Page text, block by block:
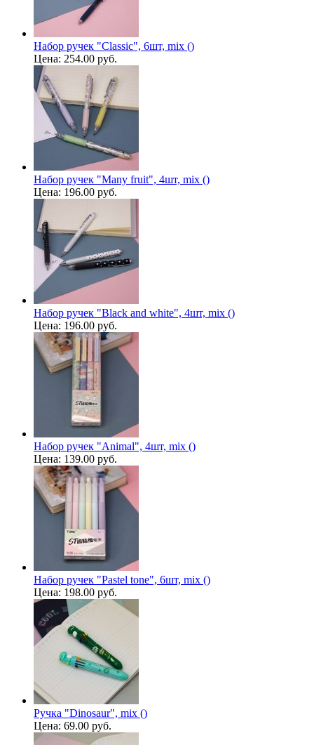
Набор ручек "Classic", 6шт, mix ()
Цена: 254.00 руб.
Набор ручек "Many fruit", 4шт, mix ()
Цена: 196.00 руб.
Набор ручек "Black and white", 4шт, mix ()
Цена: 196.00 руб.
Набор ручек "Animal", 4шт, mix ()
Цена: 139.00 руб.
Набор ручек "Pastel tone", 6шт, mix ()
Цена: 198.00 руб.
Ручка "Dinosaur", mix ()
Цена: 69.00 руб.